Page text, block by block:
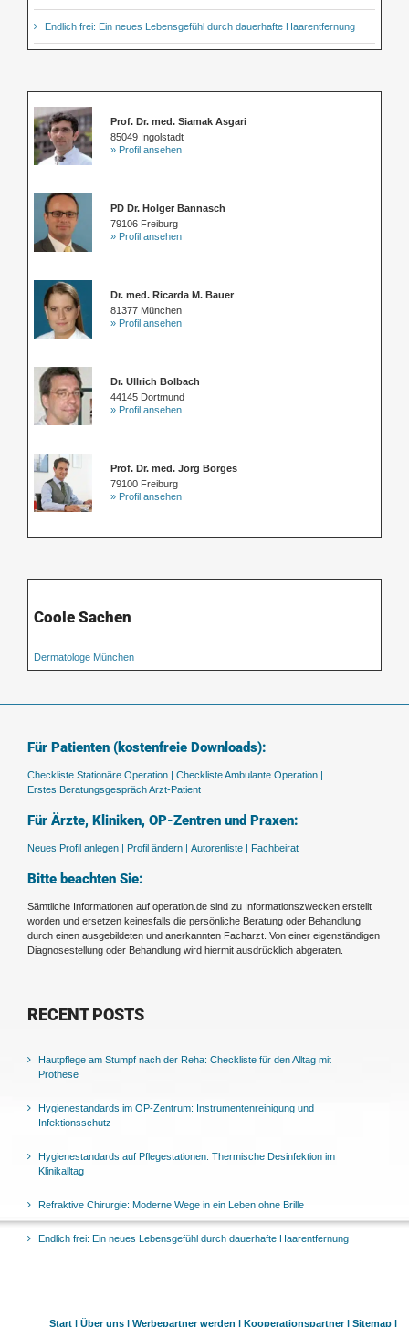
Endlich frei: Ein neues Lebensgefühl durch dauerhafte Haarentfernung
Prof. Dr. med. Siamak Asgari
85049 Ingolstadt
» Profil ansehen
PD Dr. Holger Bannasch
79106 Freiburg
» Profil ansehen
Dr. med. Ricarda M. Bauer
81377 München
» Profil ansehen
Dr. Ullrich Bolbach
44145 Dortmund
» Profil ansehen
Prof. Dr. med. Jörg Borges
79100 Freiburg
» Profil ansehen
Coole Sachen
Dermatologe München
Für Patienten (kostenfreie Downloads):
Checkliste Stationäre Operation | Checkliste Ambulante Operation |
Erstes Beratungsgespräch Arzt-Patient
Für Ärzte, Kliniken, OP-Zentren und Praxen:
Neues Profil anlegen | Profil ändern | Autorenliste | Fachbeirat
Bitte beachten Sie:
Sämtliche Informationen auf operation.de sind zu Informationszwecken erstellt
worden und ersetzen keinesfalls die persönliche Beratung oder Behandlung
durch einen ausgebildeten und anerkannten Facharzt. Von einer eigenständigen
Diagnosestellung oder Behandlung wird hiermit ausdrücklich abgeraten.
RECENT POSTS
Hautpflege am Stumpf nach der Reha: Checkliste für den Alltag mit
Prothese
Hygienestandards im OP-Zentrum: Instrumentenreinigung und
Infektionsschutz
Hygienestandards auf Pflegestationen: Thermische Desinfektion im
Klinikalltag
Refraktive Chirurgie: Moderne Wege in ein Leben ohne Brille
Endlich frei: Ein neues Lebensgefühl durch dauerhafte Haarentfernung
Start | Über uns | Werbepartner werden | Kooperationspartner | Sitemap |